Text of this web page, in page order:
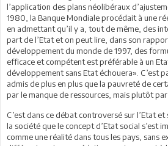
l’application des plans néolibéraux
1980, la Banque Mondiale procédait à une
en admettant qu’il y a, tout de même, des
part de l’Etat et on peut lire, dans son
développement du monde de 1997, des
efficace et compétent est préférable à un
développement sans Etat échouera». C’est
admis de plus en plus que la pauvreté de
par le manque de ressources, mais plutôt par
C’est dans ce débat controversé sur l’Etat et
la société que le concept d’Etat social s’est
comme une réalité dans tous les pays, sans